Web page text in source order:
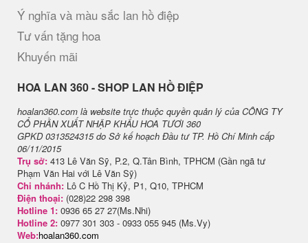
Ý nghĩa và màu sắc lan hồ điệp
Tư vấn tặng hoa
Khuyến mãi
H​OA LAN 360 - SHOP LAN HỒ ĐIỆP
hoalan360.com là website trực thuộc quyền quản lý của CÔNG TY
CỔ PHẦN XUẤT NHẬP KHẨU HOA TƯƠI 360
GPKD 0313524315 do Sở kế hoạch Đầu tư TP. Hồ Chí Minh cấp
06/11/2015
Trụ sở: 413 Lê Văn Sỹ, P.2, Q.Tân Bình, TPHCM (Gần ngã tư
Phạm Văn Hai với Lê Văn Sỹ)
Chi nhánh: Lô C Hồ Thị Kỷ, P1, Q10, TPHCM
Điện thoại: (028)22 298 398
Hotline 1: 0936 65 27 27(Ms.Nhi)
Hotline 2: 0977 301 303 - 0933 055 945 (Ms.Vy)
Web:hoalan360.com